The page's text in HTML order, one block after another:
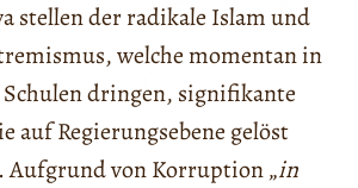
stellen der radikale Islam und
welche momentan in
dringen, signifikante
auf Regierungsebene gelöst
Aufgrund von Korruption „in